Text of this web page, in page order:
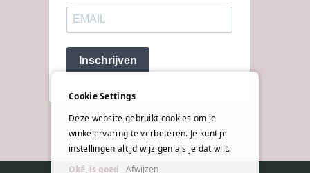
Inschrijven
Cookie Settings
Deze website gebruikt cookies om je
winkelervaring te verbeteren. Je kunt je
instellingen altijd wijzigen als je dat wilt.
Oké, is goed
Afwijzen